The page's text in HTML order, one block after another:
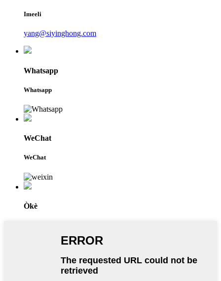
Imeeli
yang@siyinghong.com
Whatsapp
Whatsapp
WeChat
WeChat
Òkè